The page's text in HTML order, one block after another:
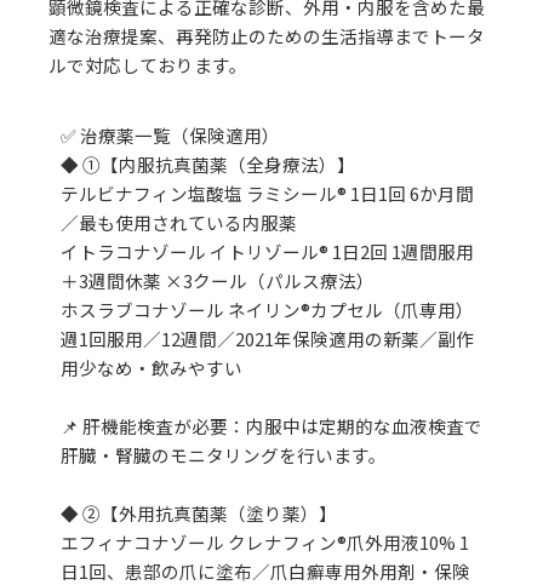
顕微鏡検査による正確な診断、外用・内服を含めた最
適な治療提案、再発防止のための生活指導までトータ
ルで対応しております。
✅ 治療薬一覧（保険適用）
◆ ①【内服抗真菌薬（全身療法）】
テルビナフィン塩酸塩 ラミシール® 1日1回 6か月間
／最も使用されている内服薬
イトラコナゾール イトリゾール® 1日2回 1週間服用
＋3週間休薬 ×3クール（パルス療法）
ホスラブコナゾール ネイリン®カプセル（爪専用）
週1回服用／12週間／2021年保険適用の新薬／副作
用少なめ・飲みやすい
📌 肝機能検査が必要：内服中は定期的な血液検査で
肝臓・腎臓のモニタリングを行います。
◆ ②【外用抗真菌薬（塗り薬）】
エフィナコナゾール クレナフィン®爪外用液10% 1
日1回、患部の爪に塗布／爪白癬専用外用剤・保険